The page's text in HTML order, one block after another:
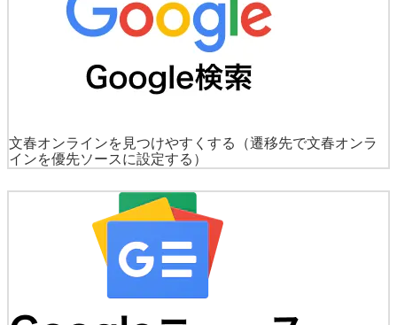
文春オンラインを見つけやすくする
（遷移先で文春オンラ
インを優先ソースに設定する）